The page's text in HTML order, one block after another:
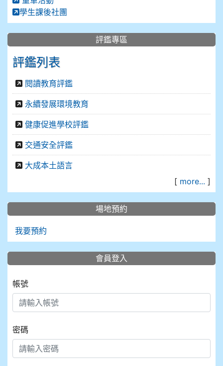
學生課後社團
評鑑專區
評鑑列表
閱讀教育評鑑
永續發展環境教育
健康促進學校評鑑
交通安全評鑑
大成本土語言
[ more... ]
場地預約
我要預約
會員登入
帳號
密碼